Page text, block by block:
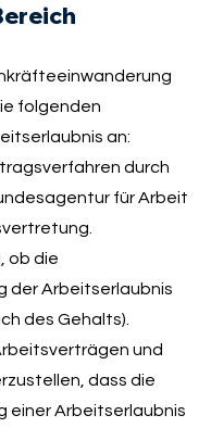
folgenden
an:
durch
für Arbeit
ob die
der Arbeitserlaubnis
des Gehalts).
und
dass die
einer Arbeitserlaubnis